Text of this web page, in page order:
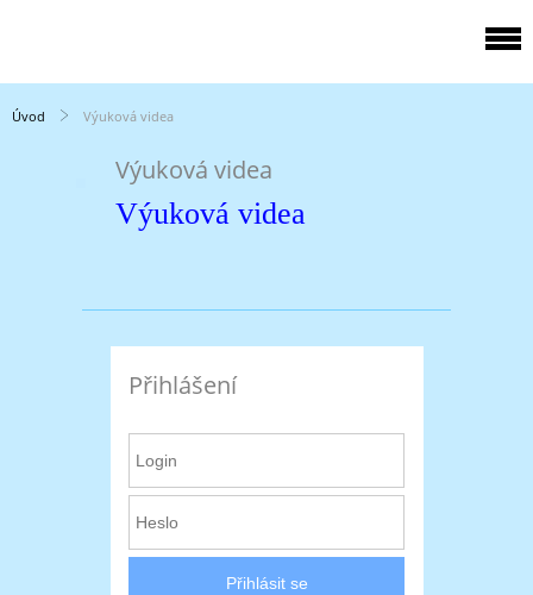
Úvod Výuková videa
Výuková videa
Výuková videa
Přihlášení